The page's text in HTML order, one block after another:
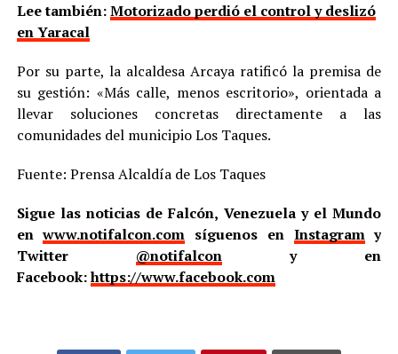
Lee también:Motorizado perdió el control y deslizó
en Yaracal
Por su parte, la alcaldesa Arcaya ratificó la premisa de
su gestión: «Más calle, menos escritorio», orientada a
llevar soluciones concretas directamente a las
comunidades del municipio Los Taques.
Fuente: Prensa Alcaldía de Los Taques
Sigue las noticias de Falcón, Venezuela y el Mundo
enwww.notifalcon.com síguenos en Instagramy
Twitter @notifalcony en
Facebook:https://www.facebook.com